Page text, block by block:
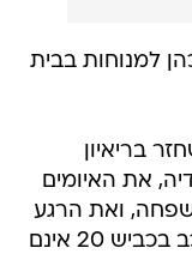
13:30, תובא כהן למנוחות בבית
בריאיון
את האיומים
ואת הרגע
שבו הבין כי הדיווחים על פיצוץ הרכב בכביש 20 אינם